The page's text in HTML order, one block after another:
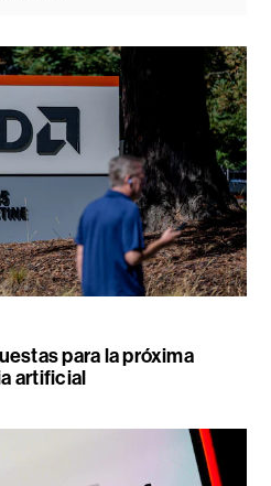
para la próxima
artificial